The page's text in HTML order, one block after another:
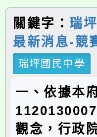
關鍵字： 瑞
最新消息-競
瑞坪國民中學
一、依據本
觀念，行政